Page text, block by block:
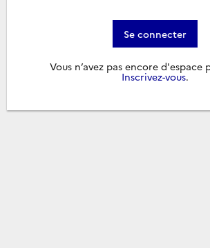
Se connecter
Vous n’avez pas encore d'espace
Inscrivez-vous.